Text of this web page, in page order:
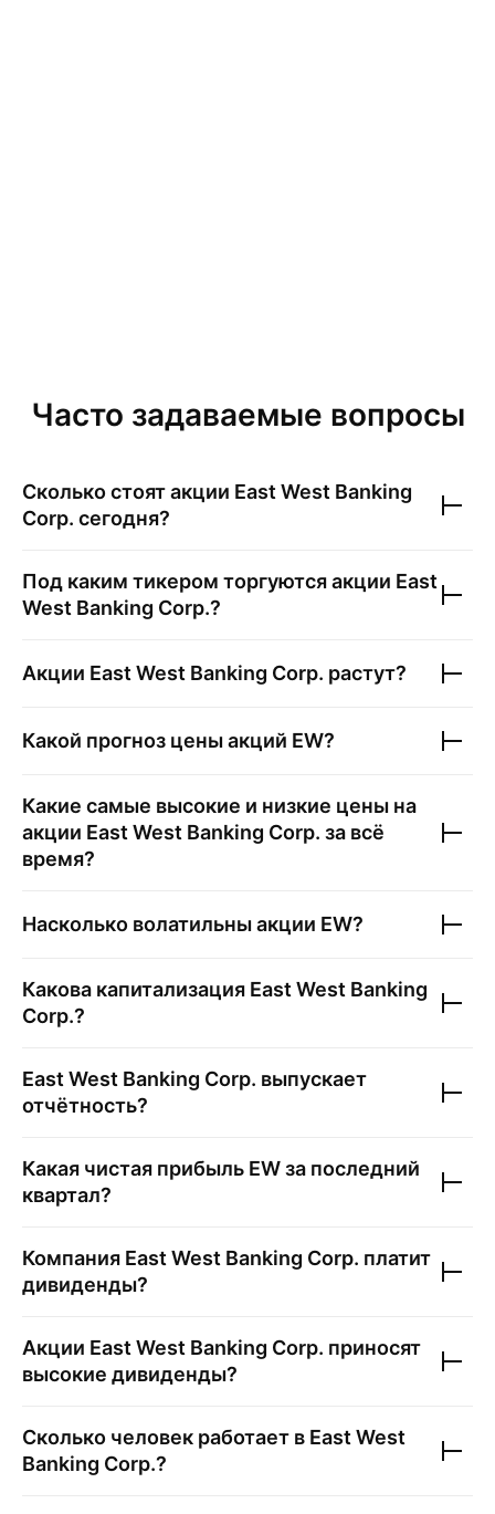
Часто задаваемые вопросы
Сколько стоят акции East West Banking
Corp. сегодня?
Под каким тикером торгуются акции East
West Banking Corp.?
Акции East West Banking Corp. растут?
Какой прогноз цены акций EW?
Какие самые высокие и низкие цены на
акции East West Banking Corp. за всё
время?
Насколько волатильны акции EW?
Какова капитализация East West Banking
Corp.?
East West Banking Corp. выпускает
отчётность?
Какая чистая прибыль EWза последний
квартал?
Компания East West Banking Corp. платит
дивиденды?
Акции East West Banking Corp. приносят
высокие дивиденды?
Сколько человек работает в East West
Banking Corp.?